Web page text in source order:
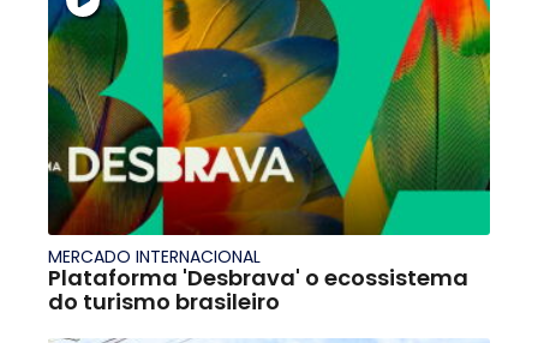
MERCADO INTERNACIONAL
Plataforma 'Desbrava' o ecossistema
do turismo brasileiro